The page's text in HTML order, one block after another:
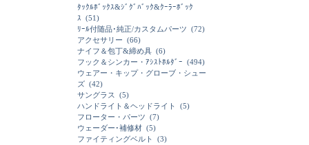
ﾀｯｸﾙﾎﾞｯｸｽ&ｼﾞｸﾞﾊﾞｯｸ&ｸｰﾗｰﾎﾞｯｸ
ｽ (51)
ﾘｰﾙ付随品･純正/カスタムパーツ (72)
アクセサリー (66)
ナイフ＆包丁&締め具 (6)
フック＆シンカー・ｱｼｽﾄﾎﾙﾀﾞｰ (494)
ウェアー・キップ・グローブ・シュー
ズ (42)
サングラス
(5)
ハンドライト＆ヘッドライト
(5)
フローター・パーツ (7)
ウェーダー･補修材 (5)
ファイティングベルト
(3)